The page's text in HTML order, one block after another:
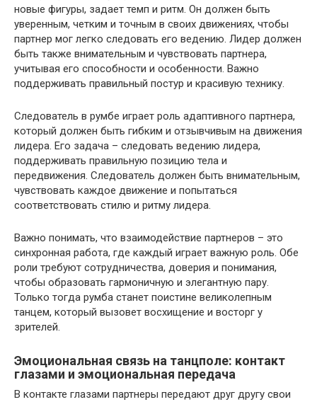
новые фигуры, задает темп и ритм. Он должен быть
уверенным, четким и точным в своих движениях, чтобы
партнер мог легко следовать его ведению. Лидер должен
быть также внимательным и чувствовать партнера,
учитывая его способности и особенности. Важно
поддерживать правильный постур и красивую технику.
Следователь в румбе играет роль адаптивного партнера,
который должен быть гибким и отзывчивым на движения
лидера. Его задача – следовать ведению лидера,
поддерживать правильную позицию тела и
передвижения. Следователь должен быть внимательным,
чувствовать каждое движение и попытаться
соответствовать стилю и ритму лидера.
Важно понимать, что взаимодействие партнеров – это
синхронная работа, где каждый играет важную роль. Обе
роли требуют сотрудничества, доверия и понимания,
чтобы образовать гармоничную и элегантную пару.
Только тогда румба станет поистине великолепным
танцем, который вызовет восхищение и восторг у
зрителей.
Эмоциональная связь на танцполе: контакт
глазами и эмоциональная передача
В контакте глазами партнеры передают друг другу свои